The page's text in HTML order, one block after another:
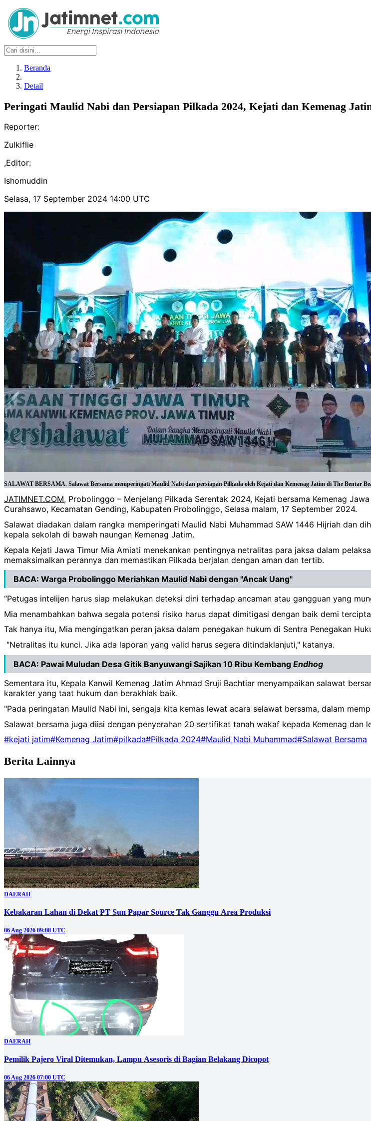
Beranda
Detail
Peringati Maulid Nabi dan Persiapan Pilkada 2024, Kejati dan Kemenag
Reporter:
Zulkiflie
,Editor:
Ishomuddin
Selasa, 17 September 2024 14:00 UTC
SALAWAT BERSAMA. Salawat Bersama memperingati Maulid Nabi dan persiapan Pilkada oleh Kejati dan Kemenag Jatim di The Bentar
JATIMNET.COM, Probolinggo – Menjelang Pilkada Serentak 2024, Kejati bersama Kemenag
Curahsawo, Kecamatan Gending, Kabupaten Probolinggo, Selasa malam, 17 September 2024.
Salawat diadakan dalam rangka memperingati Maulid Nabi Muhammad SAW 1446 Hijriah dan
kepala sekolah di bawah naungan Kemenag Jatim.
Kepala Kejati Jawa Timur Mia Amiati menekankan pentingnya netralitas para jaksa dalam
memaksimalkan perannya dan memastikan Pilkada berjalan dengan aman dan tertib.
BACA: Warga Probolinggo Meriahkan Maulid Nabi dengan "Ancak Uang"
“Petugas intelijen harus siap melakukan deteksi dini terhadap ancaman atau gangguan yang
Mia menambahkan bahwa segala potensi risiko harus dapat dimitigasi dengan baik demi
Tak hanya itu, Mia mengingatkan peran jaksa dalam penegakan hukum di Sentra Penegakan
"Netralitas itu kunci. Jika ada laporan yang valid harus segera ditindaklanjuti," katanya.
BACA: Pawai Muludan Desa Gitik Banyuwangi Sajikan 10 Ribu Kembang Endhog
Sementara itu, Kepala Kanwil Kemenag Jatim Ahmad Sruji Bachtiar menyampaikan salawat
karakter yang taat hukum dan berakhlak baik.
"Pada peringatan Maulid Nabi ini, sengaja kita kemas lewat acara selawat bersama, dalam
Salawat bersama juga diisi dengan penyerahan 20 sertifikat tanah wakaf kepada Kemenag dan
#kejati jatim#Kemenag Jatim#pilkada#Pilkada 2024#Maulid Nabi Muhammad#Salawat Bersama
Berita Lainnya
DAERAH
Kebakaran Lahan di Dekat PT Sun Papar Source Tak Ganggu Area Produksi
06 Aug 2026 09:00 UTC
DAERAH
Pemilik Pajero Viral Ditemukan, Lampu Asesoris di Bagian Belakang Dicopot
06 Aug 2026 07:00 UTC